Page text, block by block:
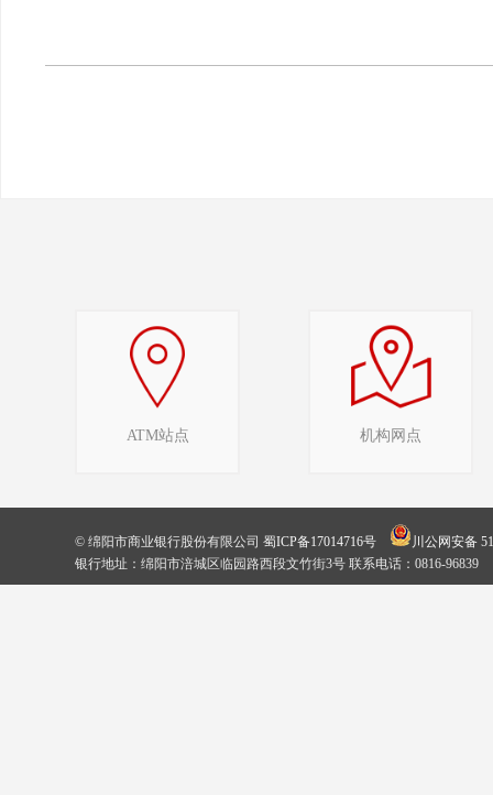
ATM站点 机构网点
© 绵阳市商业银行股份有限公司 蜀ICP备17014716号
川公网安备
银行地址：绵阳市涪城区临园路西段文竹街3号 联系电话：0816-96839